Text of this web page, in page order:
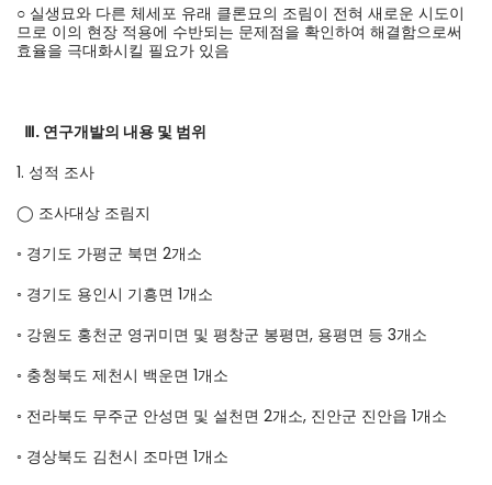
○ 실생묘와 다른 체세포 유래 클론묘의 조림이 전혀 새로운 시도이
므로 이의 현장 적용에 수반되는 문제점을 확인하여 해결함으로써
효율을 극대화시킬 필요가 있음
Ⅲ. 연구개발의 내용 및 범위
1. 성적 조사
◯ 조사대상 조림지
◦ 경기도 가평군 북면 2개소
◦ 경기도 용인시 기흥면 1개소
◦ 강원도 홍천군 영귀미면 및 평창군 봉평면, 용평면 등 3개소
◦ 충청북도 제천시 백운면 1개소
◦ 전라북도 무주군 안성면 및 설천면 2개소, 진안군 진안읍 1개소
◦ 경상북도 김천시 조마면 1개소